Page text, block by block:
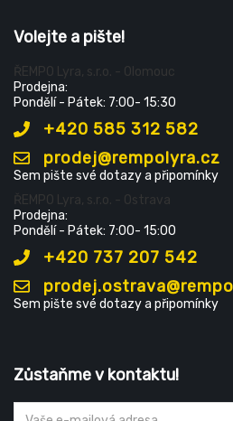
Volejte a pište!
ŘEMPO Lyra, s.r.o. - Olomouc
Prodejna:
Pondělí - Pátek: 7:00- 15:30
+420 585 312 582
prodej@rempolyra.cz
Sem pište své dotazy a připomínky
ŘEMPO Lyra, s.r.o. - Ostrava
Prodejna:
Pondělí - Pátek: 7:00- 15:00
+420 737 207 542
Sem pište své dotazy a připomínky
Zůstaňme v kontaktu!